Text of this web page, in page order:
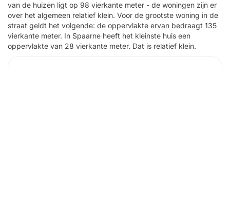
van de huizen ligt op 98 vierkante meter - de woningen zijn er
over het algemeen relatief klein. Voor de grootste woning in de
straat geldt het volgende: de oppervlakte ervan bedraagt 135
vierkante meter. In Spaarne heeft het kleinste huis een
oppervlakte van 28 vierkante meter. Dat is relatief klein.